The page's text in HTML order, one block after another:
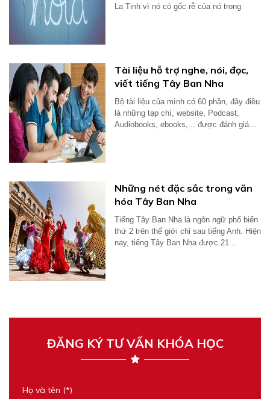
La Tinh vì nó có gốc rễ của nó trong
Tài liệu hỗ trợ nghe, nói, đọc,
viết tiếng Tây Ban Nha
Bộ tài liệu của mình có 60 phần, đây điều
là những tạp chí, website, Podcast,
Audiobooks, ebooks,... được đánh giá...
Những nét đặc sắc trong văn
hóa Tây Ban Nha
Tiếng Tây Ban Nha là ngôn ngữ phổ biến
thứ 2 trên thế giới chỉ sau tiếng Anh. Hiện
nay, tiếng Tây Ban Nha được 21...
ĐĂNG KÝ TƯ VẤN KHÓA HỌC